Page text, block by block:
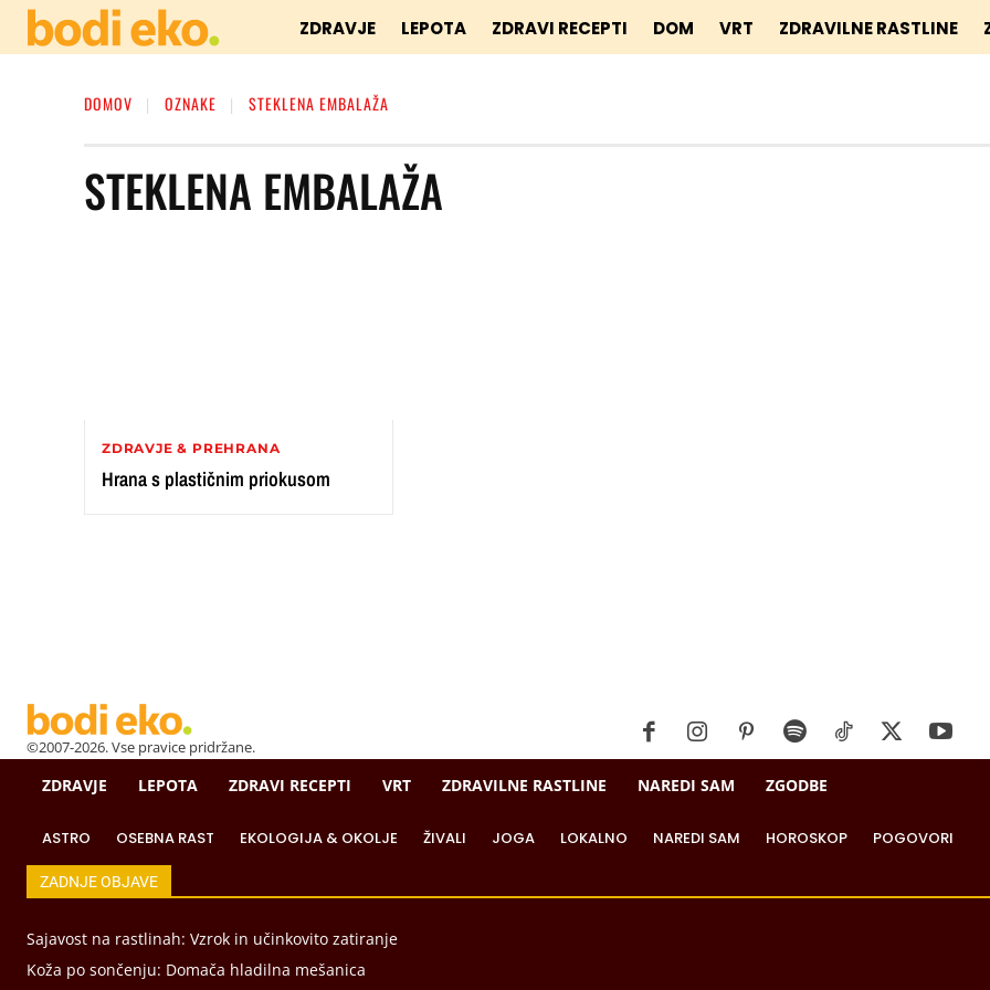
ZDRAVJE LEPOTA ZDRAVI RECEPTI DOM VRT ZDRAVILNE RASTLINE
DOMOV OZNAKE STEKLENA EMBALAŽA
STEKLENA EMBALAŽA
ZDRAVJE & PREHRANA
Hrana s plastičnim priokusom
©2007-2026. Vse pravice pridržane.
ZDRAVJE LEPOTA ZDRAVI RECEPTI VRT ZDRAVILNE RASTLINE NAREDI SAM ZGODBE
ASTRO OSEBNA RAST EKOLOGIJA & OKOLJE ŽIVALI JOGA LOKALNO NAREDI SAM HOROSKOP POGOVORI
ZADNJE OBJAVE
Sajavost na rastlinah: Vzrok in učinkovito zatiranje
Koža po sončenju: Domača hladilna mešanica